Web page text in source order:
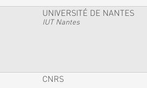
UNIVERSITÉ DE NANTES
IUT Nantes
CNRS